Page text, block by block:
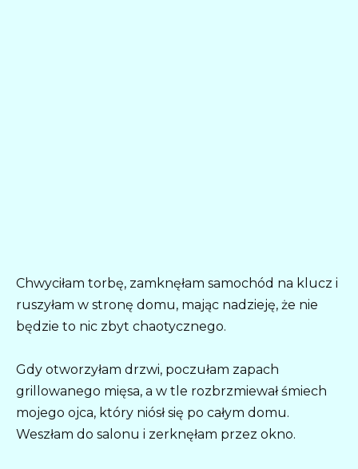
Chwyciłam torbę, zamknęłam samochód na klucz i
ruszyłam w stronę domu, mając nadzieję, że nie
będzie to nic zbyt chaotycznego.
Gdy otworzyłam drzwi, poczułam zapach
grillowanego mięsa, a w tle rozbrzmiewał śmiech
mojego ojca, który niósł się po całym domu.
Weszłam do salonu i zerknęłam przez okno.